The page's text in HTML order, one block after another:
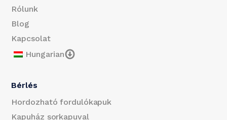
Rólunk
Blog
Kapcsolat
Hungarian
Bérlés
Hordozható fordulókapuk
Kapuház sorkapuval